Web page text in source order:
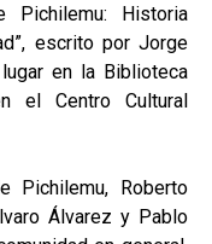
Pichilemu: Historia
escrito por Jorge
en la Biblioteca
el Centro Cultural
Pichilemu, Roberto
Álvarez y Pablo